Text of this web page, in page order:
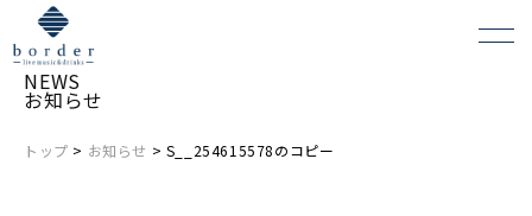
NEWS
お知らせ
トップ > お知らせ > S__254615578のコピー